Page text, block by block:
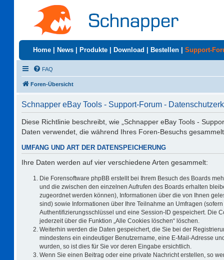
Home News Produkte Download Bestellen Support-
FAQ
Foren-Übersicht
Schnapper eBay Tools - Support-Forum -
Diese Richtlinie beschreibt, wie „Schnapper eBay Tools -
Daten verwendet, die während Ihres Foren-Besuchs
UMFANG UND ART DER DATENSPEICHERUNG
Ihre Daten werden auf vier verschiedene Arten gesammelt:
Die Forensoftware phpBB erstellt bei Ihrem Besuch des Boards
und die zwischen den einzelnen Aufrufen des Boards erhalten
zugeordnet werden können), Informationen über die von Ihnen
sind) sowie Informationen über Ihre Teilnahme an Umfragen
Authentifizierungsschlüssel und eine Session-ID gespeichert. Die
jederzeit über die Funktion „Alle Cookies löschen“ löschen.
Weiterhin werden die Daten gespeichert, die Sie bei der
mindestens ein eindeutiger Benutzername, eine E-Mail-Adresse
wurden, so ist dies für Sie vor deren Eingabe ersichtlich.
Wenn Sie einen Beitrag oder eine private Nachricht erstellen, so